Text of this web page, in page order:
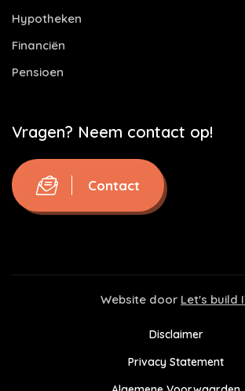
Hypotheken
Financiën
Pensioen
Vragen? Neem contact op!
Contact
Website door Let's build
Disclaimer
Privacy Statement